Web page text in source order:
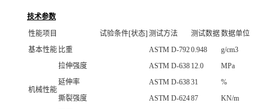
技术参数
性能项目
试验条件[状态] 测试方法 测试数据数据单位
基本性能 比重 ASTM D-7920.948 g/cm3
机械性能
拉伸强度 ASTM D-638 12.0
MPa
延伸率
ASTM D-63831
%
撕裂强度
ASTM D-62487
KN/m